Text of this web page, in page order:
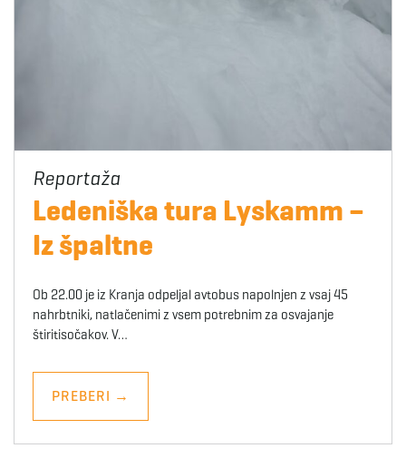
Ledeniška tura Lyskamm –
Iz špaltne
Ob 22.00 je iz Kranja odpeljal avtobus napolnjen z vsaj 45
nahrbtniki, natlačenimi z vsem potrebnim za osvajanje
štiritisočakov. V…
PREBERI →